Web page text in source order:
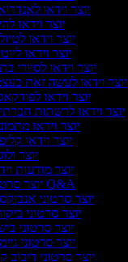
יוצר וידאו
יוצר וידאו
יוצר וידאו
יוצר וידאו
יוצר וידאו לסיורי
יוצר וידאו לעשה זאת
יוצר וידאו
יוצר וידאו לרשתות
יוצר וידאו
יוצר וידאו
יוצר
יוצר מודעות
יוצר סרטוני Q&A
יוצר סרטוני
יוצר סרטוני
יוצר סרטוני
יוצר סרטוני
יוצר סרטוני דיבוב